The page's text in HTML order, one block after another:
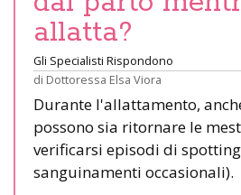
allatta?
Gli Specialisti Rispondono
di Dottoressa Elsa Viora
Durante l'allattamento,
possono sia ritornare le
verificarsi episodi di
sanguinamenti occasionali).